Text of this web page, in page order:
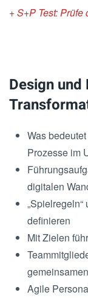
+ S+P Test:
Design
Was
Prozesse im
digitalen
definieren
Mit Zielen
Agile